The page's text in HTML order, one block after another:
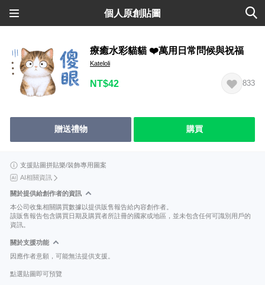
個人原創貼圖
療癒水彩貓貓 ❤️萬用日常問候與祝福
Kateloli
NT$42 833
贈送禮物 購買
支援貼圖拼貼樂/裝飾專用圖案
AI相關資訊
關於提供給創作者的資訊
本公司收集相關購買數據以提供販售報告給內容創作者。
該販售報告包含購買日期及購買者所註冊的國家或地區，並未包含任何可識別用戶的
資訊。
關於支援功能
因應作者意願，可能無法提供支援。
點選貼圖即可預覽